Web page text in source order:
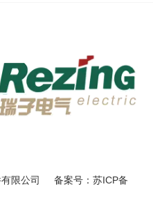
有限公司 备案号：苏ICP备